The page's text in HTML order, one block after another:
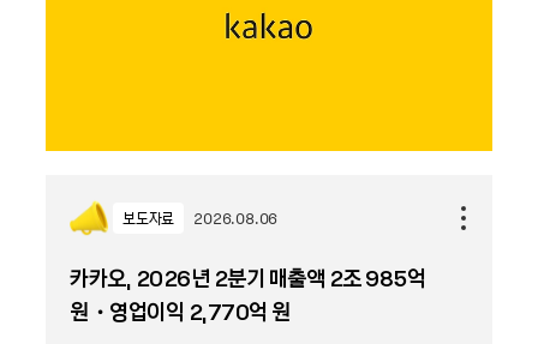
보도자료 2026.08.06
카카오, 2026년 2분기 매출액 2조 985억
원・영업이익 2,770억 원